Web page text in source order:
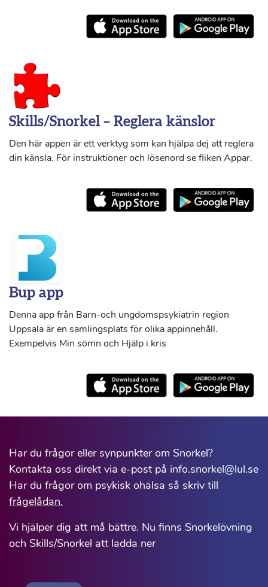
Skills/Snorkel – Reglera känslor
Den här appen är ett verktyg som kan hjälpa dej att reglera
din känsla. För instruktioner och lösenord se fliken Appar.
Bup app
Denna app från Barn-och ungdomspsykiatrin region
Uppsala är en samlingsplats för olika appinnehåll.
Exempelvis Min sömn och Hjälp i kris
Har du frågor eller synpunkter om Snorkel?
Kontakta oss direkt via e-post på info.snorkel@lul.se
Har du frågor om psykisk ohälsa så skriv till
frågelådan.
Vi hjälper dig att må bättre. Nu finns Snorkelövning
och Skills/Snorkel att ladda ner